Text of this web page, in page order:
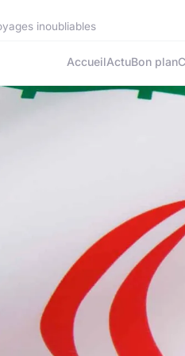
inoubliables
AccueilActuBon plan